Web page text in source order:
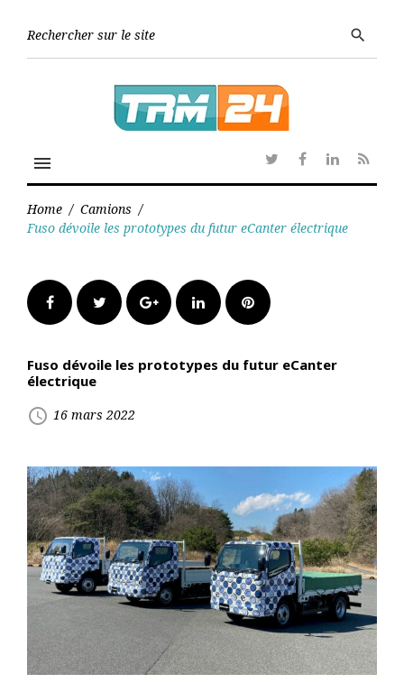
search
menu
TwitterFacebook
Linkedin
RSS
Home / Camions /
Fuso dévoile les prototypes du futur eCanter électrique
FacebookTwitter Google+LinkedInPinterest
Fuso dévoile les prototypes du futur eCanter
électrique
access_time 16 mars 2022